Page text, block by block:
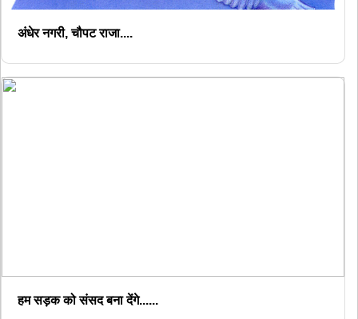
अंधेर नगरी, चौपट राजा....
हम सड़क को संसद बना देंगे......